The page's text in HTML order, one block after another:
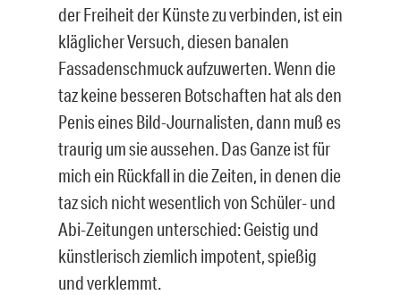
der Freiheit der Künste zu verbinden, ist ein
kläglicher Versuch, diesen banalen
Fassadenschmuck aufzuwerten. Wenn die
taz keine besseren Botschaften hat als den
Penis eines Bild-Journalisten, dann muß es
traurig um sie aussehen. Das Ganze ist für
mich ein Rückfall in die Zeiten, in denen die
taz sich nicht wesentlich von Schüler- und
Abi-Zeitungen unterschied: Geistig und
künstlerisch ziemlich impotent, spießig
und verklemmt.